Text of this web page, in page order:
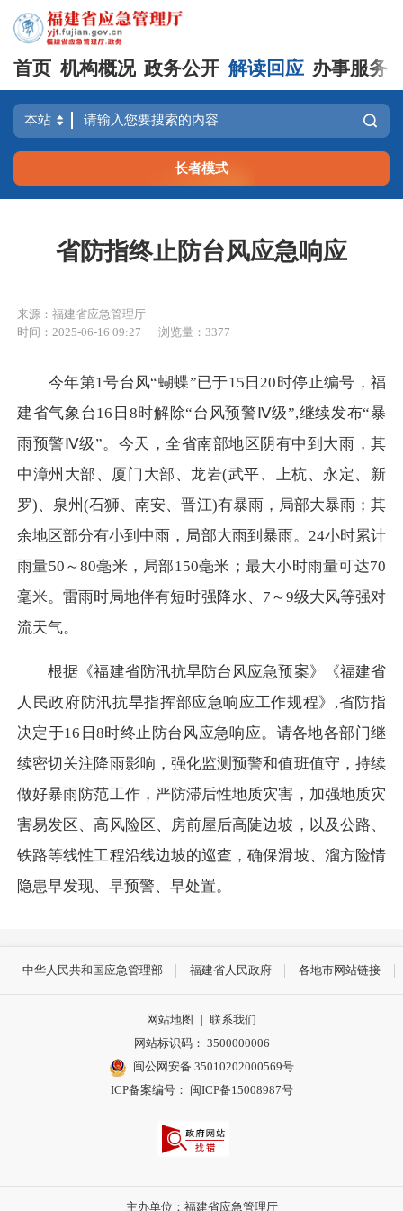
首页 机构概况 政务公开 解读回应 办事服务
长者模式
省防指终止防台风应急响应
来源：福建省应急管理厅
时间：2025-06-16 09:27
浏览量：3377
今年第1号台风“蝴蝶”已于15日20时停止编号，福
建省气象台16日8时解除“台风预警 Ⅳ级”,继续发布“暴
雨预警 Ⅳ级”。今天，全省南部地区阴有中到大雨，其
中漳州大部、厦门大部、龙岩(武平、上杭、永定、新
罗)、泉州(石狮、南安、晋江)有暴雨，局部大暴雨；其
余地区部分有小到中雨，局部大雨到暴雨。24小时累计
雨量50～80毫米，局部150毫米；最大小时雨量可达70
毫米。雷雨时局地伴有短时强降水、7～9级大风等强对
流天气。
根据《福建省防汛抗旱防台风应急预案》《福建省
人民政府防汛抗旱指挥部应急响应工作规程》,省防指
决定于16日8时终止防台风应急响应。请各地各部门继
续密切关注降雨影响，强化监测预警和值班值守，持续
做好暴雨防范工作，严防滞后性地质灾害，加强地质灾
害易发区、高风险区、房前屋后高陡边坡，以及公路、
铁路等线性工程沿线边坡的巡查，确保滑坡、溜方险情
隐患早发现、早预警、早处置。
中华人民共和国应急管理部 福建省人民政府 各地市网站链接
网站地图 | 联系我们
网站标识码： 3500000006
闽公网安备 35010202000569号
ICP备案编号： 闽ICP备15008987号
主办单位：福建省应急管理厅